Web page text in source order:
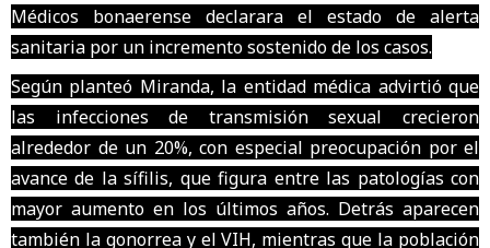
Médicos bonaerense declarara el estado de alerta
sanitaria por un incremento sostenido de los casos.
Según planteó Miranda, la entidad médica advirtió que
las infecciones de transmisión sexual crecieron
alrededor de un 20%, con especial preocupación por el
avance de la sífilis, que figura entre las patologías con
mayor aumento en los últimos años. Detrás aparecen
también la gonorrea y el VIH, mientras que la población